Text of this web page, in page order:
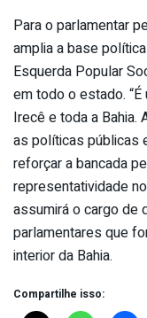
Para o parlamentar
amplia a base
Esquerda Popular
em todo o estado.
Irecê e toda a Bahia.
as políticas públicas
reforçar a bancada
representatividade
assumirá o cargo de
parlamentares que
interior da Bahia.
Compartilhe isso: